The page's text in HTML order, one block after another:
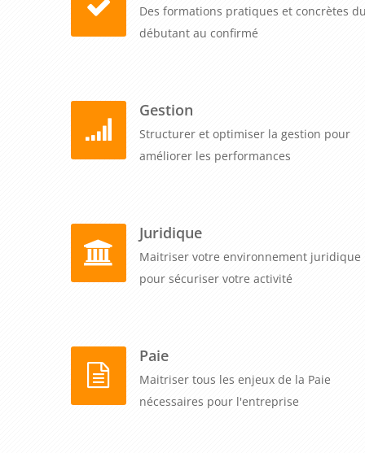
Des formations pratiques et concrètes
débutant au confirmé
Gestion
Structurer et optimiser la gestion pour
améliorer les performances
Juridique
Maitriser votre environnement juridique
pour sécuriser votre activité
Paie
Maitriser tous les enjeux de la Paie
nécessaires pour l'entreprise